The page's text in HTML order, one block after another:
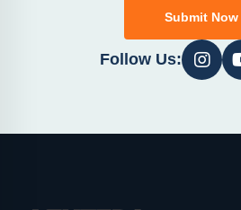
Submit Now
Follow Us: